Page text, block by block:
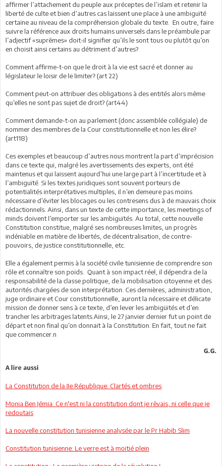
affirmer l’attachement du peuple aux préceptes de l’islam et retenir la
liberté de culte et bien d’autres cas laissent une place à une ambiguïté
certaine au niveau de la compréhension globale du texte. En outre, faire
suivre la référence aux droits humains universels dans le préambule par
l’adjectif «suprêmes» doit-il signifier qu’ils le sont tous ou plutôt qu’on
en choisit ainsi certains au détriment d’autres?
Comment affirme-t-on que le droit à la vie est sacré et donner au
législateur le loisir de le limiter? (art 22)
Comment peut-on attribuer des obligations à des entités alors même
qu’elles ne sont pas sujet de droit? (art44)
Comment demande-t-on au parlement (donc assemblée collégiale) de
nommer des membres de la Cour constitutionnelle et non les élire?
(art118)
Ces exemples et beaucoup d’autres nous montrent la part d’imprécision
dans ce texte qui, malgré les avertissements des experts, ont été
maintenus et qui laissent aujourd’hui une large part à l’incertitude et à
l’ambiguïté. Si les textes juridiques sont souvent porteurs de
potentialités interprétatives multiples, il n’en demeure pas moins
nécessaire d’éviter les blocages ou les contresens dus à de mauvais choix
rédactionnels. Ainsi, dans un texte de cette importance, les meetings of
minds doivent l’emporter sur les ambiguïtés. Au total, cette nouvelle
Constitution constitue, malgré ses nombreuses limites, un progrès
indéniable en matière de libertés, de décentralisation, de contre-
pouvoirs, de justice constitutionnelle, etc.
Elle a également permis à la société civile tunisienne de comprendre son
rôle et connaître son poids. Quant à son impact réel, il dépendra de la
responsabilité de la classe politique, de la mobilisation citoyenne et des
autorités chargées de son interprétation. Ces dernières, administration,
juge ordinaire et Cour constitutionnelle, auront la nécessaire et délicate
mission de donner sens à ce texte, d’en lever les ambigüités et d’en
trancher les arbitrages latents.Ainsi, le 27 janvier dernier fut un point de
départ et non final qu’on donnait à la Constitution. En fait, tout ne fait
que commencer.n
G.G.
A lire aussi
La Constitution de la IIe République: Clartés et ombres
Monia Ben Jémia: Ce n'est ni la constitution dont je rêvais, ni celle que je
redoutais
La nouvelle constitution tunisienne analysée par le Pr Habib Slim
Constitution tunisienne: Le verre est à moitié plein